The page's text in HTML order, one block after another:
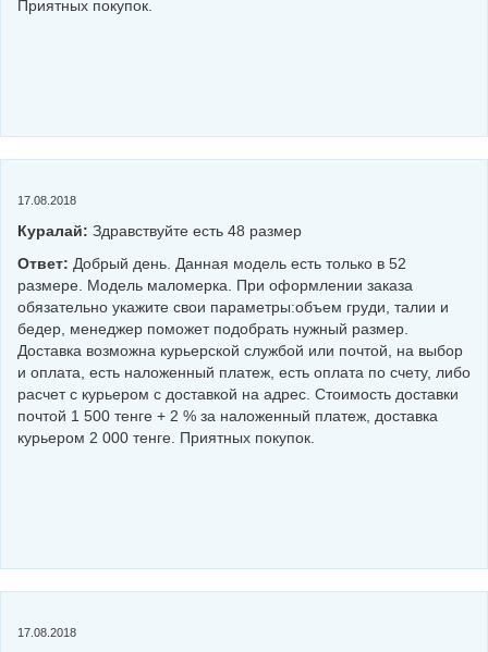
Приятных покупок.
17.08.2018
Куралай: Здравствуйте есть 48 размер
Ответ: Добрый день. Данная модель есть только в 52
размере. Модель маломерка. При оформлении заказа
обязательно укажите свои параметры:объем груди, талии и
бедер, менеджер поможет подобрать нужный размер.
Доставка возможна курьерской службой или почтой, на выбор
и оплата, есть наложенный платеж, есть оплата по счету, либо
расчет с курьером с доставкой на адрес. Стоимость доставки
почтой 1 500 тенге + 2 % за наложенный платеж, доставка
курьером 2 000 тенге. Приятных покупок.
17.08.2018